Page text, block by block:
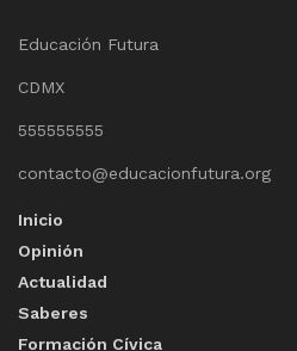
Educación Futura
CDMX
555555555
contacto@educacionfutura.org
Inicio
Opinión
Actualidad
Saberes
Formación Cívica